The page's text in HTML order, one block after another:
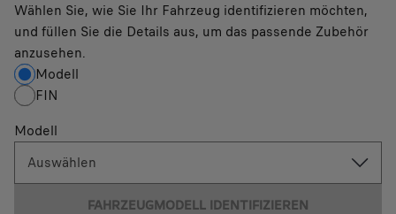
Wählen Sie, wie Sie Ihr Fahrzeug identifizieren möchten,
und füllen Sie die Details aus, um das passende Zubehör
anzusehen.
Modell
FIN
Modell
Auswählen
FAHRZEUGMODELL IDENTIFIZIEREN